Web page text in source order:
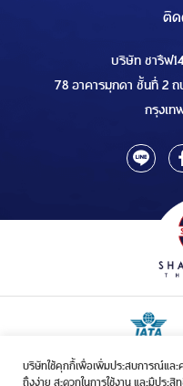
บริษัทใช้คุกกี้เพื่อเพิ่มประสบการณ์และค
ถึงง่าย สะดวกในการใช้งาน และมีปร
ติ
บริษัท ชารีฟ
78 อาคารมุกดา ชั้นที่ 2 ถ
กรุงเท
ใบอนุญาตเป็นผู้ประกอบกิจการรั